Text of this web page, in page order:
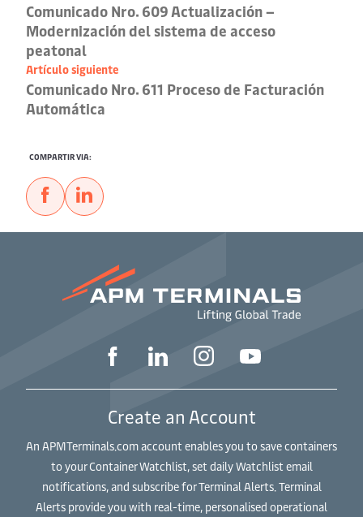
Comunicado Nro. 609 Actualización –
Modernización del sistema de acceso
peatonal
Artículo siguiente
Comunicado Nro. 611 Proceso de Facturación
Automática
COMPARTIR VIA:
Create an Account
An APMTerminals.com account enables you to save containers
to your Container Watchlist, set daily Watchlist email
notifications, and subscribe for Terminal Alerts. Terminal
Alerts provide you with real-time, personalised operational